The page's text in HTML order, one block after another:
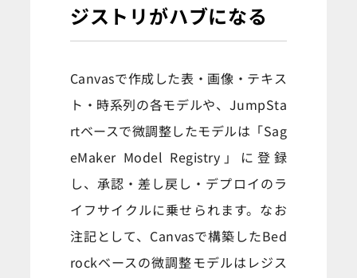
ジストリがハブになる
Canvasで作成した表・画像・テキス
ト・時系列の各モデルや、JumpSta
rtベースで微調整したモデルは「Sag
eMaker Model Registry」に登録
し、承認・差し戻し・デプロイのラ
イフサイクルに乗せられます。なお
注記として、Canvasで構築したBed
rockベースの微調整モデルはレジス